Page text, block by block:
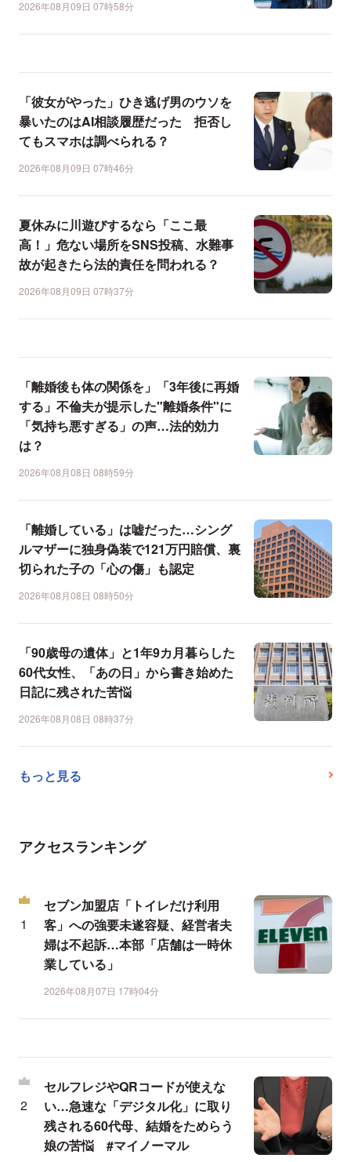
2026年08月09日 07時58分
「彼女がやった」ひき逃げ男のウソを
暴いたのはAI相談履歴だった 拒否し
てもスマホは調べられる？
2026年08月09日 07時46分
夏休みに川遊びするなら「ここ最
高！」危ない場所をSNS投稿、水難事
故が起きたら法的責任を問われる？
2026年08月09日 07時37分
「離婚後も体の関係を」「3年後に再婚
する」不倫夫が提示した"離婚条件"に
「気持ち悪すぎる」の声…法的効力
は？
2026年08月08日 08時59分
「離婚している」は嘘だった…シング
ルマザーに独身偽装で121万円賠償、裏
切られた子の「心の傷」も認定
2026年08月08日 08時50分
「90歳母の遺体」と1年9カ月暮らした
60代女性、「あの日」から書き始めた
日記に残された苦悩
2026年08月08日 08時37分
もっと見る
アクセスランキング
セブン加盟店「トイレだけ利用
客」への強要未遂容疑、経営者夫
婦は不起訴…本部「店舗は一時休
業している」
2026年08月07日 17時04分
セルフレジやQRコードが使えな
い…急速な「デジタル化」に取り
残される60代母、結婚をためらう
娘の苦悩 #マイノーマル